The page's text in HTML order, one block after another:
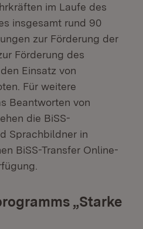
im Laufe des
insgesamt rund 90
zur Förderung der
Förderung des
Einsatz von
Für weitere
Beantworten von
die BiSS-
Sprachbildner in
BiSS-Transfer Online-
„Starke